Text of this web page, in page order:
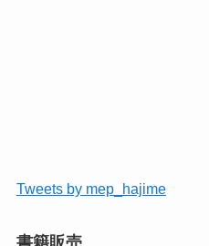
Tweets by mep_hajime